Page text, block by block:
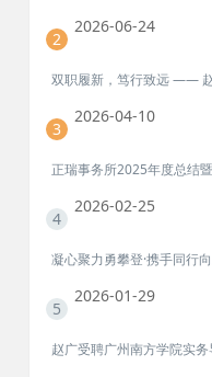
2026-06-24
2
2026-04-10
3
2026-02-25
4
2026-01-29
5
赵广受聘广州南方学院实